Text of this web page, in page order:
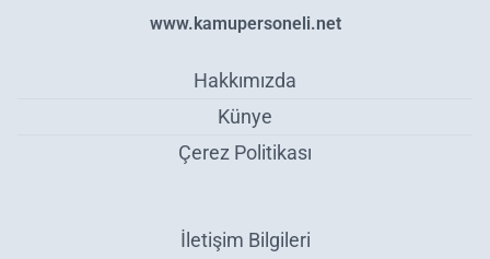
www.kamupersoneli.net
Hakkımızda
Künye
Çerez Politikası
İletişim Bilgileri